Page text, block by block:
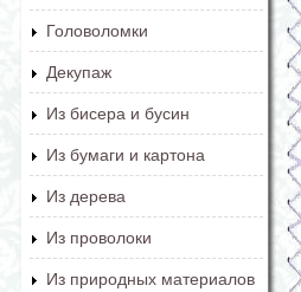
Головоломки
Декупаж
Из бисера и бусин
Из бумаги и картона
Из дерева
Из проволоки
Из природных материалов